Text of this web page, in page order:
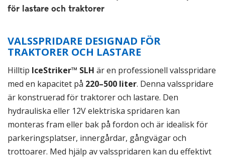
för lastare och traktorer
VALSSPRIDARE DESIGNAD FÖR
TRAKTORER OCH LASTARE
Hilltip IceStriker™ SLH är en professionell valsspridare
med en kapacitet på 220–500 liter. Denna valsspridare
är konstruerad för traktorer och lastare. Den
hydrauliska eller 12V elektriska spridaren kan
monteras fram eller bak på fordon och är idealisk för
parkeringsplatser, innergårdar, gångvägar och
trottoarer. Med hjälp av valsspridaren kan du effektivt